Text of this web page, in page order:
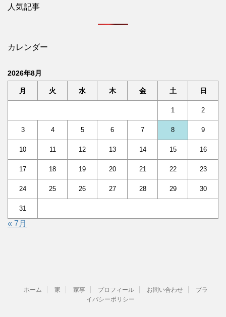
人気記事
カレンダー
2026年8月
月 火 水 木 金 土 日
1 2
3 4 5 6 7 8 9
10 11 12 13 14 15 16
17 18 19 20 21 22 23
24 25 26 27 28 29 30
31
« 7月
ホーム 家 家事 プロフィール お問い合わせ
プラ
イバシーポリシー